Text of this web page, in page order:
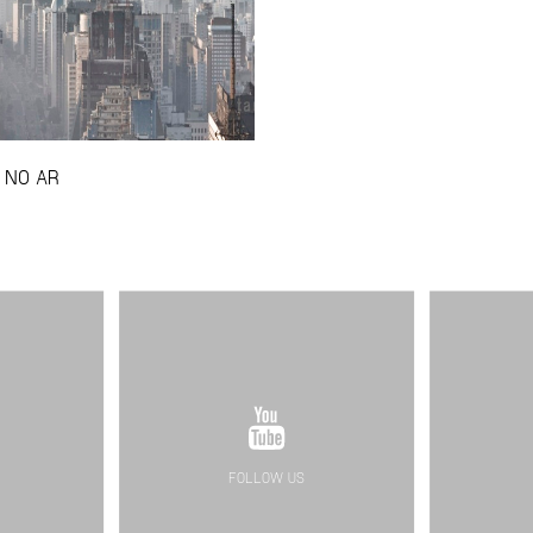
NO AR
FOLLOW US